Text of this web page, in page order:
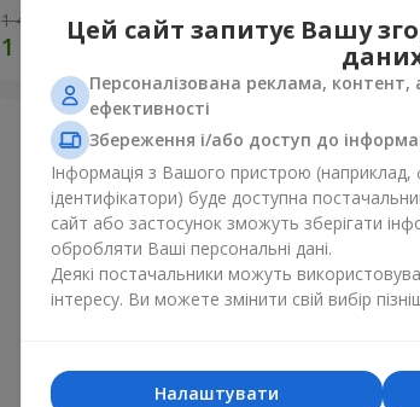
1 499 грн Замовити 2
Цей сайт запитує Вашу
Персоналізована реклама, контент,
ефективності
Збереження і/або доступ до
Інформація з Вашого пристрою (наприклад,
ідентифікатори) буде доступна
сайт або застосунок зможуть зберігати
обробляти Ваші персональні дані.
Деякі постачальники можуть
інтересу. Ви можете змінити свій вибір
Налаштувати